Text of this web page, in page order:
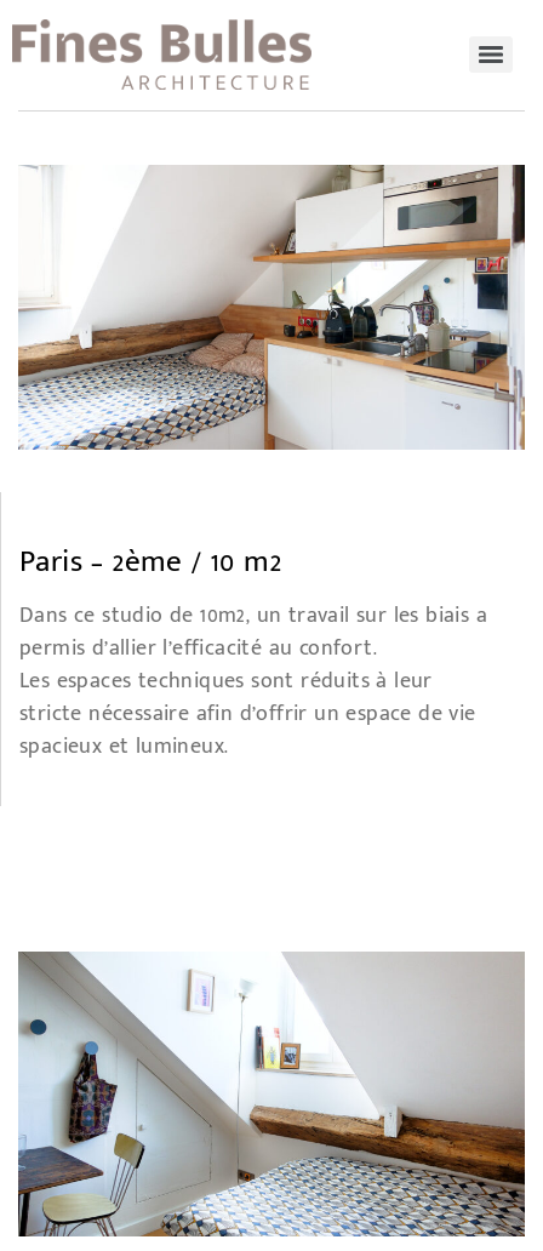
Paris – 2ème / 10 m2
Dans ce studio de 10m2, un travail sur les biais a
permis d’allier l’efficacité au confort.
Les espaces techniques sont réduits à leur
stricte nécessaire afin d’offrir un espace de vie
spacieux et lumineux.